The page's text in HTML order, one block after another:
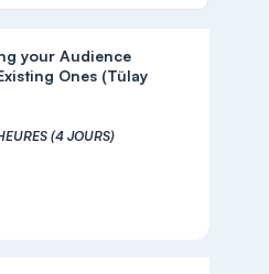
your Audience
Ones (Tülay
(4 JOURS)